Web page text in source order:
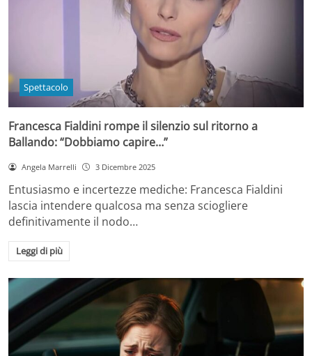
Spettacolo
Francesca Fialdini rompe il silenzio sul ritorno a
Ballando: “Dobbiamo capire…”
Angela Marrelli 3 Dicembre 2025
Entusiasmo e incertezze mediche: Francesca Fialdini
lascia intendere qualcosa ma senza sciogliere
definitivamente il nodo…
Leggi di più